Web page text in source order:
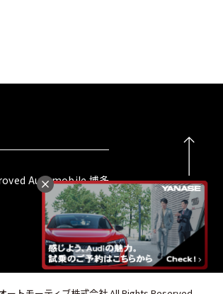
Automobile 博多